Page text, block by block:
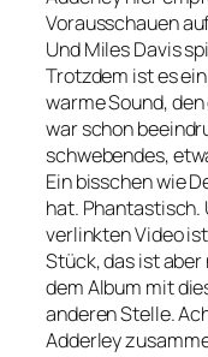
Vorausschauen
Und Miles Davis
Trotzdem ist es
warme Sound,
war schon
schwebendes,
Ein bisschen wie
hat. Phantastisch.
verlinkten Video
Stück, das ist
dem Album mit
anderen Stelle.
Adderley